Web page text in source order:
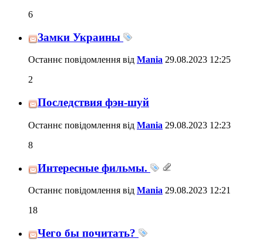
6
Замки Украины
Останнє повідомлення від Mania 29.08.2023 12:25
2
Последствия фэн-шуй
Останнє повідомлення від Mania 29.08.2023 12:23
8
Интересные фильмы.
Останнє повідомлення від Mania 29.08.2023 12:21
18
Чего бы почитать?